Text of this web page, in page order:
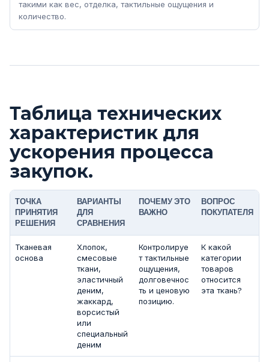
такими как вес, отделка, тактильные ощущения и
количество.
Таблица технических
характеристик для
ускорения процесса
закупок.
ТОЧКА
ПРИНЯТИЯ
РЕШЕНИЯ
ВАРИАНТЫ
ДЛЯ
СРАВНЕНИЯ
ПОЧЕМУ ЭТО
ВАЖНО
ВОПРОС
ПОКУПАТЕЛЯ
Тканевая
основа
Хлопок,
смесовые
ткани,
эластичный
деним,
жаккард,
ворсистый
или
специальный
деним
Контролируе
т тактильные
ощущения,
долговечнос
ть и ценовую
позицию.
К какой
категории
товаров
относится
эта ткань?